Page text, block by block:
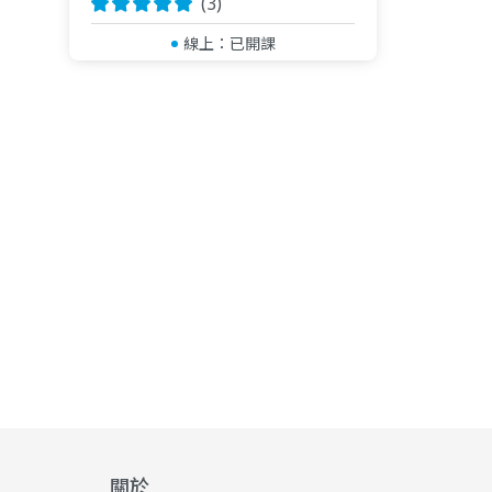
線上： 已開課
關於